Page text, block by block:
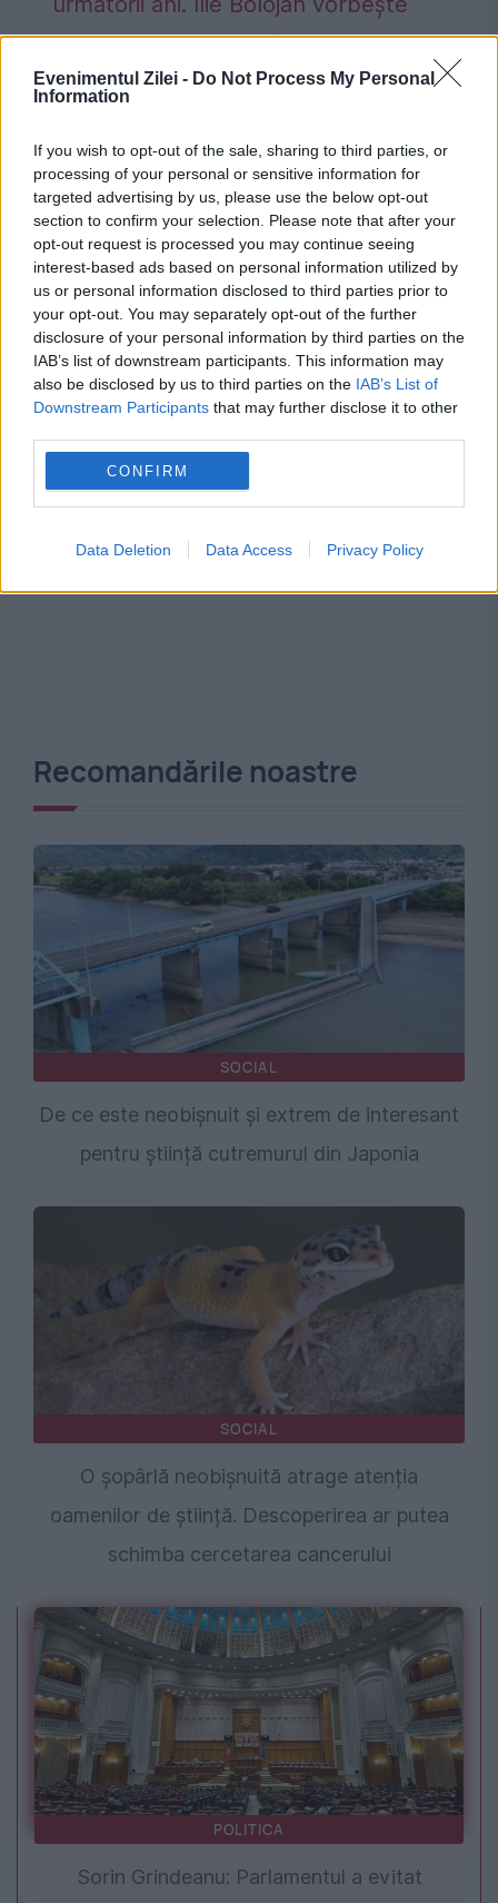
Evenimentul Zilei - Do Not Process My Personal
Information
If you wish to opt-out of the sale, sharing to third parties, or
processing of your personal or sensitive information for
targeted advertising by us, please use the below opt-out
section to confirm your selection. Please note that after your
opt-out request is processed you may continue seeing
interest-based ads based on personal information utilized by
us or personal information disclosed to third parties prior to
your opt-out. You may separately opt-out of the further
disclosure of your personal information by third parties on the
IAB’s list of downstream participants. This information may
also be disclosed by us to third parties on the IAB’s List of
Downstream Participants that may further disclose it to other
CONFIRM
Data Deletion Data Access Privacy Policy
despre ratingul României: Sper să
putem trece la o perspectivă stabilă
Uniunii Europene. Eurostat a publicat un
nou clasament pentru 2025
gauri negre plasma stiinta
Recomandările noastre
SOCIAL
De ce este neobișnuit și extrem de interesant
pentru știință cutremurul din Japonia
SOCIAL
O șopârlă neobișnuită atrage atenția
oamenilor de știință. Descoperirea ar putea
schimba cercetarea cancerului
POLITICA
Sorin Grindeanu: Parlamentul a evitat